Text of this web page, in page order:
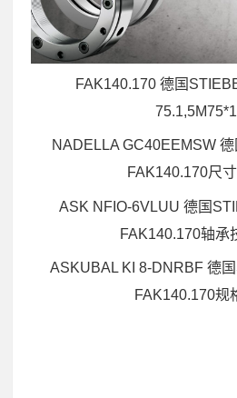
FAK140.170 德国
NADELLA GC40EEMSW
FAK140.170尺
ASK NFIO-6VLUU 德国
FAK140.170轴承
ASKUBAL KI 8-DNRBF 德
FAK140.170规